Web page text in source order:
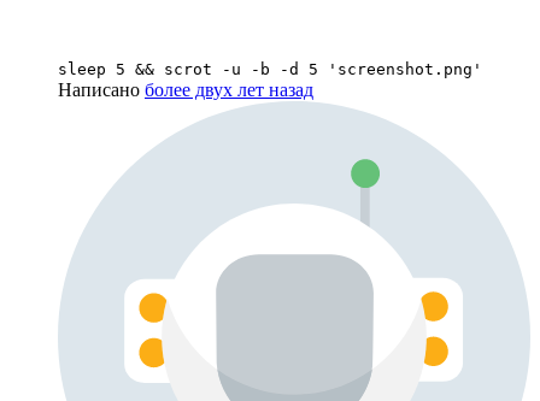
sleep 5 && scrot -u -b -d 5 'screenshot.png'
Написано более двух лет назад